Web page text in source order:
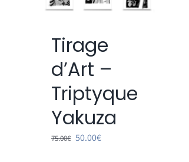
Tirage
d’Art –
Triptyque
Yakuza
75.00€ Le
50.00€Le